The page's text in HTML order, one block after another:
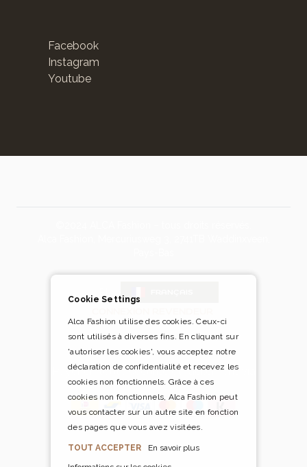
Facebook
Instagram
Youtube
Payer en toute sécurité et facilement via
Cookie Settings
Alca Fashion utilise des cookies. Ceux-ci
sont utilisés à diverses fins. En cliquant sur
'autoriser les cookies', vous acceptez notre
déclaration de confidentialité et recevez les
cookies non fonctionnels. Grâce à ces
cookies non fonctionnels, Alca Fashion peut
vous contacter sur un autre site en fonction
des pages que vous avez visitées.
TOUT ACCEPTER
En savoir plus